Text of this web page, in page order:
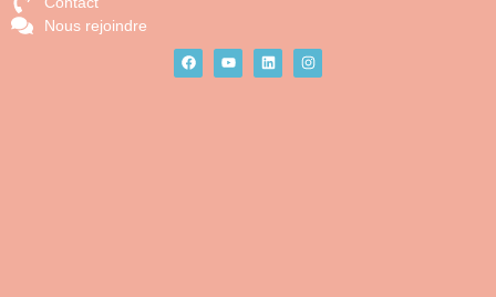
Nous rejoindre